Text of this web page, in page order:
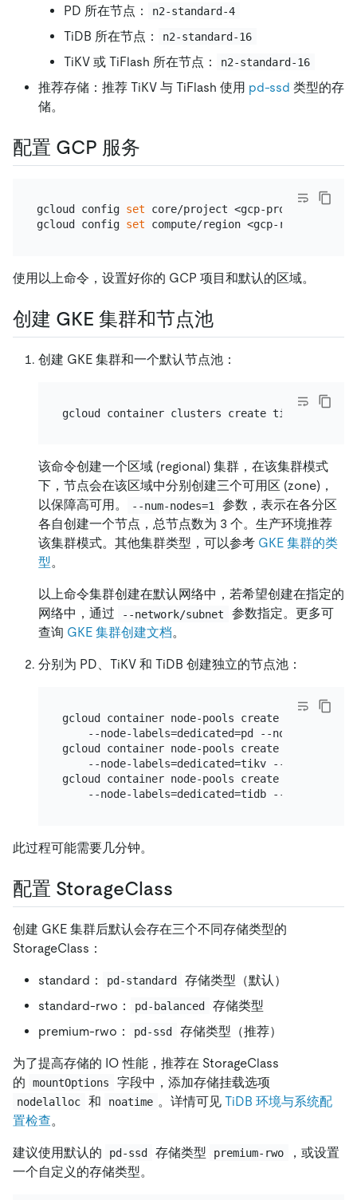
PD 所在节点：
n2-standard-4
TiDB 所在节点： n2-standard-16
TiKV 或 TiFlash 所在节点： n2-standard-16
推荐存储：推荐 TiKV 与 TiFlash 使用 pd-ssd 类型的存
储。
配置 GCP 服务
gcloud config set core/project <gcp-project>
gcloud config set
使用以上命令，设置好你的 GCP 项目和默认的区域。
创建 GKE 集群和节点池
创建 GKE 集群和一个默认节点池：
该命令创建一个区域 (regional) 集群，在该集群模式
下，节点会在该区域中分别创建三个可用区 (zone)，
以保障高可用。
--num-nodes=1
参数，表示在各分区
各自创建一个节点，总节点数为 3 个。生产环境推荐
该集群模式。其他集群类型，可以参考 GKE 集群的类
型。
以上命令集群创建在默认网络中，若希望创建在指定的
网络中，通过
--network/subnet
参数指定。更多可
查询 GKE 集群创建文档。
分别为 PD、TiKV 和 TiDB 创建独立的节点池：
gcloud container node-pools create pd --
--node-labels=dedicated=pd --node-
gcloud container node-pools create tikv --
--node-labels=dedicated=tikv --node-
gcloud container node-pools create tidb --
此过程可能需要几分钟。
配置 StorageClass
创建 GKE 集群后默认会存在三个不同存储类型的
StorageClass：
standard： pd-standard
存储类型（默认）
standard-rwo：
pd-balanced
存储类型
premium-rwo：
pd-ssd 存储类型（推荐）
为了提高存储的 IO 性能，推荐在 StorageClass
的
mountOptions 字段中，添加存储挂载选项
nodelalloc 和 noatime 。详情可见 TiDB 环境与系统配
置检查。
建议使用默认的 pd-ssd 存储类型 premium-rwo
，或设置
一个自定义的存储类型。